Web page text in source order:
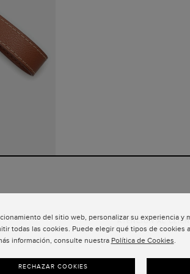
del sitio web, personalizar su experiencia y
todas las cookies. Puede elegir qué tipos de cookies
información, consulte nuestra Política de Cookies.
RECHAZAR COOKIES
ATENCIÓN AL